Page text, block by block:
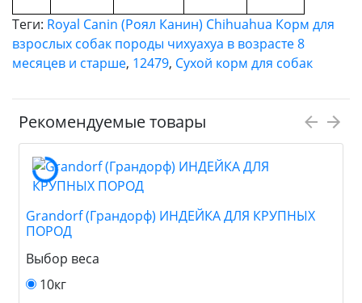
Теги: Royal Canin (Роял Канин) Chihuahua Корм для
взрослых собак породы чихуахуа в возрасте 8
месяцев и старше, 12479, Сухой корм для собак
Рекомендуемые товары
Grandorf (Грандорф) ИНДЕЙКА ДЛЯ КРУПНЫХ
ПОРОД
Выбор веса
10кг